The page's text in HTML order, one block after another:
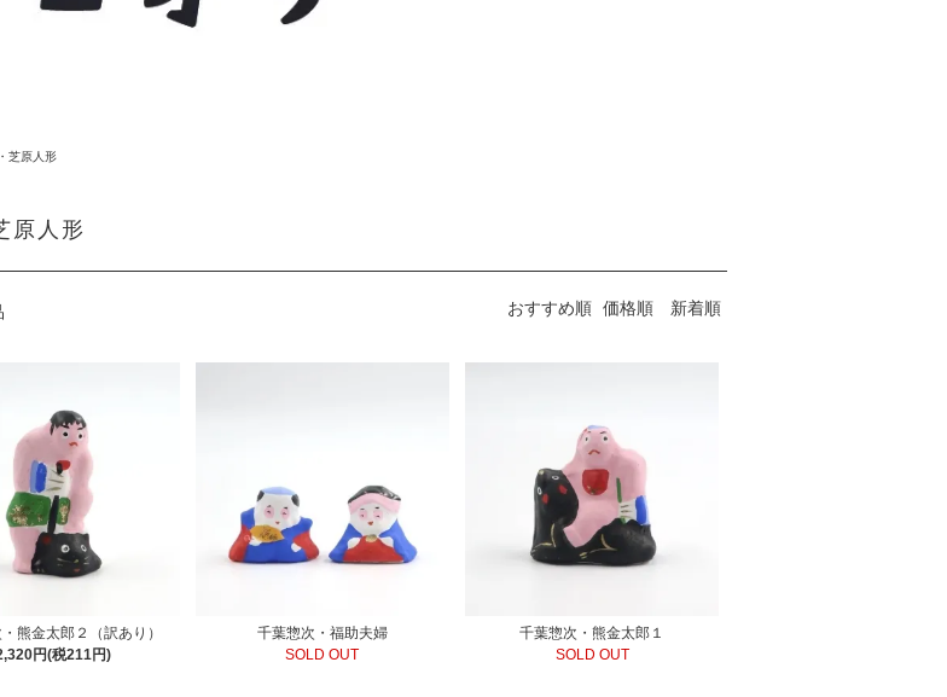
芝原人形
原人形
おすすめ順 価格順 新着順
熊金太郎２（訳あり）
円(税211円)
千葉惣次・福助夫婦
SOLD OUT
千葉惣次・熊金太郎１
SOLD OUT